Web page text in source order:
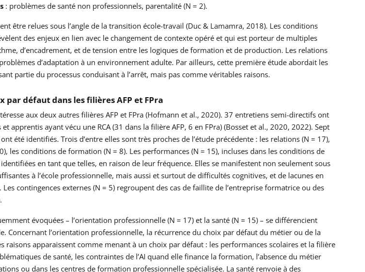
: problèmes de santé non professionnels, parentalité (N = 2).
être relues sous l’angle de la transition école-travail (Duc & Lamamra, 2018). Les conditions
des enjeux en lien avec le changement de contexte opéré et qui est porteur de multiples
d’encadrement, et de tension entre les logiques de formation et de production. Les relations
d’adaptation à un environnement adulte. Par ailleurs, cette première étude abordait les
partie du processus conduisant à l’arrêt, mais pas comme véritables raisons.
par défaut dans les filières AFP et FPra
aux deux autres filières AFP et FPra (Hofmann et al., 2020). 37 entretiens semi-directifs ont
apprentis ayant vécu une RCA (31 dans la filière AFP, 6 en FPra) (Bosset et al., 2020, 2022). Sept
été identifiés. Trois d’entre elles sont très proches de l’étude précédente : les relations (N = 17),
les conditions de formation (N = 8). Les performances (N = 15), incluses dans les conditions de
en tant que telles, en raison de leur fréquence. Elles se manifestent non seulement sous
à l’école professionnelle, mais aussi et surtout de difficultés cognitives, et de lacunes en
contingences externes (N = 5) regroupent des cas de faillite de l’entreprise formatrice ou des
évoquées – l’orientation professionnelle (N = 17) et la santé (N = 15) – se différencient
Concernant l’orientation professionnelle, la récurrence du choix par défaut du métier ou de la
raisons apparaissent comme menant à un choix par défaut : les performances scolaires et la filière
de santé, les contraintes de l’AI quand elle finance la formation, l’absence du métier
ou dans les centres de formation professionnelle spécialisée. La santé renvoie à des